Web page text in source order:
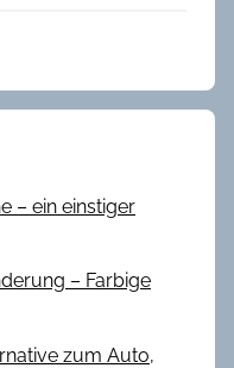
– ein einstiger
– Farbige
zum Auto,